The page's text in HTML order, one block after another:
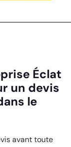
Éclat
un devis
le
avant toute